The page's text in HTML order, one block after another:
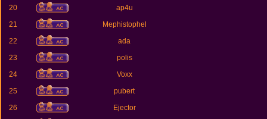
20
ap4u
21
Mephistophel
22
ada
23
polis
24
Voxx
25
pubert
26
Ejector